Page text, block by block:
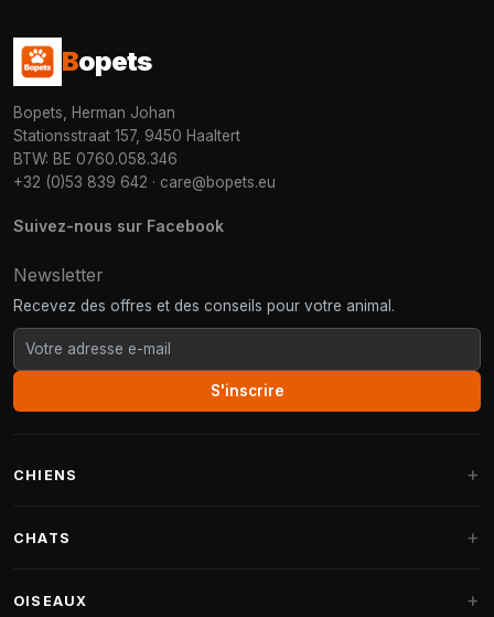
Bopets
Bopets, Herman Johan
Stationsstraat 157, 9450 Haaltert
BTW: BE 0760.058.346
+32 (0)53 839 642 · care@bopets.eu
Suivez-nous sur Facebook
Newsletter
Recevez des offres et des conseils pour votre animal.
S'inscrire
CHIENS
Paniers Fantail
CHATS
OISEAUX